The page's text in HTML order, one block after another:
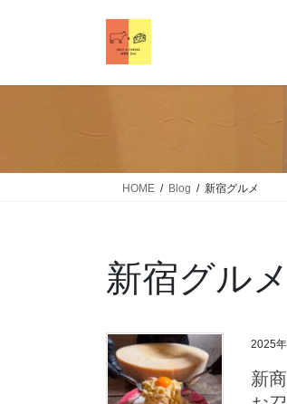
HOME Blog 新宿グルメ
新宿グルメ
2025
新